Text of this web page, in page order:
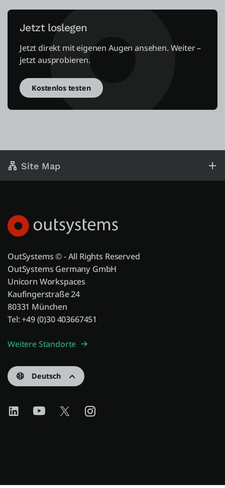
Jetzt loslegen
Jetzt direkt mit eigenen Augen ansehen. Weiter –
jetzt ausprobieren.
Kostenlos testen
Site Map
OutSystems © - All Rights Reserved
OutSystems Germany GmbH
Unicorn Workspaces
Kaufingerstraße 24
80331 München
Tel: +49 (0)30 403667451
Weitere Standorte
Deutsch